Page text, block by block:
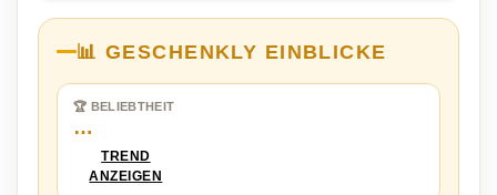
📊 GESCHENKLY EINBLICKE
🏆 BELIEBTHEIT
…
TREND
ANZEIGEN